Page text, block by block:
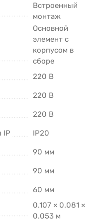
Встроенный
монтаж
Основной
элемент с
корпусом в
сборе
220 В
220 В
220 В
IP IP20
90 мм
90 мм
60 мм
0.107 × 0.081 ×
0.053 м